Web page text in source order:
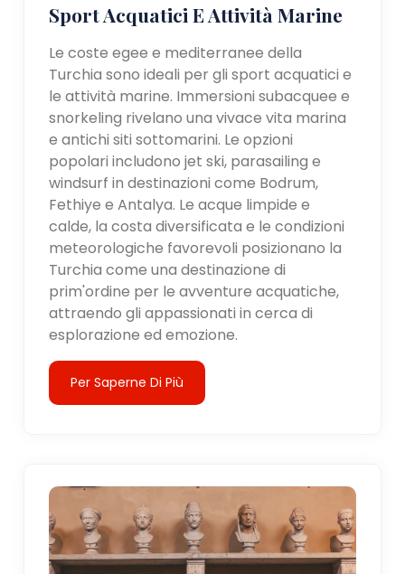
Sport Acquatici E Attività Marine
Le coste egee e mediterranee della
Turchia sono ideali per gli sport acquatici e
le attività marine. Immersioni subacquee e
snorkeling rivelano una vivace vita marina
e antichi siti sottomarini. Le opzioni
popolari includono jet ski, parasailing e
windsurf in destinazioni come Bodrum,
Fethiye e Antalya. Le acque limpide e
calde, la costa diversificata e le condizioni
meteorologiche favorevoli posizionano la
Turchia come una destinazione di
prim'ordine per le avventure acquatiche,
attraendo gli appassionati in cerca di
esplorazione ed emozione.
Per Saperne Di Più